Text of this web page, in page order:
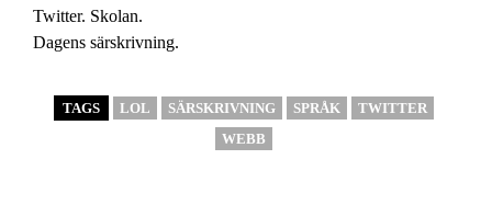
Twitter. Skolan.
Dagens särskrivning.
TAGS LOL SÄRSKRIVNING SPRÅK
TWITTER
WEBB